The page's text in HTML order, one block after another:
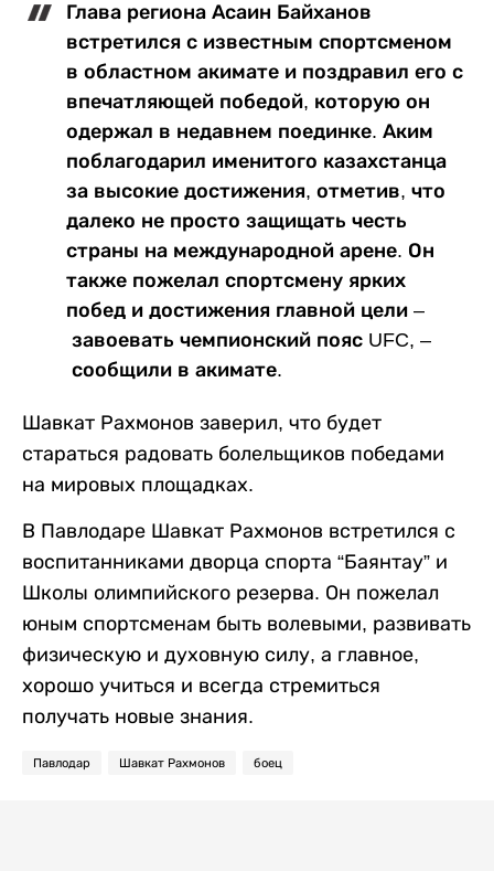
Глава региона Асаин Байханов
встретился с известным спортсменом
в областном акимате и поздравил его с
впечатляющей победой, которую он
одержал в недавнем поединке. Аким
поблагодарил именитого казахстанца
за высокие достижения, отметив, что
далеко не просто защищать честь
страны на международной арене. Он
также пожелал спортсмену ярких
побед и достижения главной цели –
завоевать чемпионский пояс UFC, –
сообщили в акимате.
Шавкат Рахмонов заверил, что будет
стараться радовать болельщиков победами
на мировых площадках.
В Павлодаре Шавкат Рахмонов встретился с
воспитанниками дворца спорта “Баянтау” и
Школы олимпийского резерва. Он пожелал
юным спортсменам быть волевыми, развивать
физическую и духовную силу, а главное,
хорошо учиться и всегда стремиться
получать новые знания.
Павлодар Шавкат Рахмонов боец